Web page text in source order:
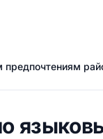
предпочтениям